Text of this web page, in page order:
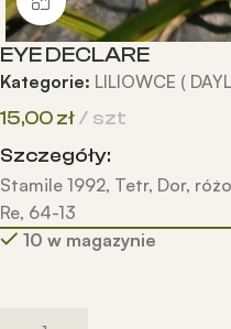
EYE DECLARE
Kategorie: LILIOWCE (
15,00zł
szt
Szczegóły:
Stamile 1992, Tetr, Dor,
Re, 64-13
10 w magazynie